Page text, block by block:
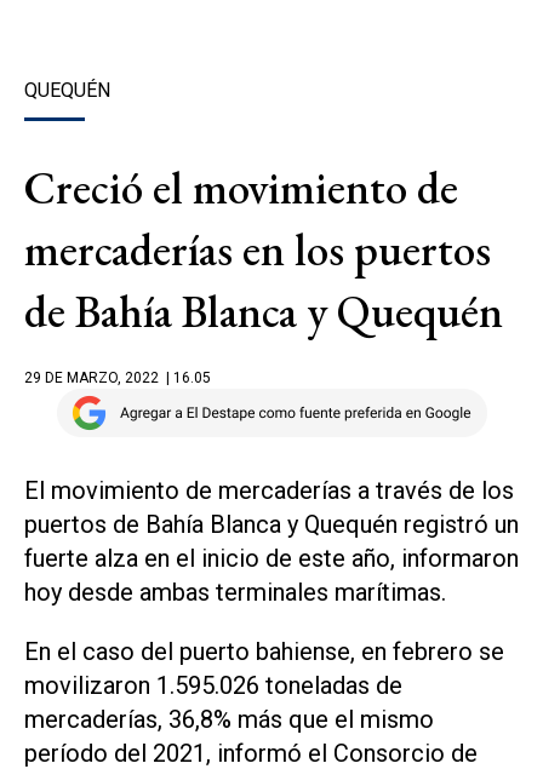
QUEQUÉN
Creció el movimiento de
mercaderías en los puertos
de Bahía Blanca y Quequén
29 DE MARZO, 2022 | 16.05
El movimiento de mercaderías a través de los
puertos de Bahía Blanca y Quequén registró un
fuerte alza en el inicio de este año, informaron
hoy desde ambas terminales marítimas.
En el caso del puerto bahiense, en febrero se
movilizaron 1.595.026 toneladas de
mercaderías, 36,8% más que el mismo
período del 2021, informó el Consorcio de